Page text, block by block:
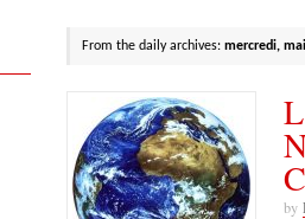
From the daily archives: mercredi,
by